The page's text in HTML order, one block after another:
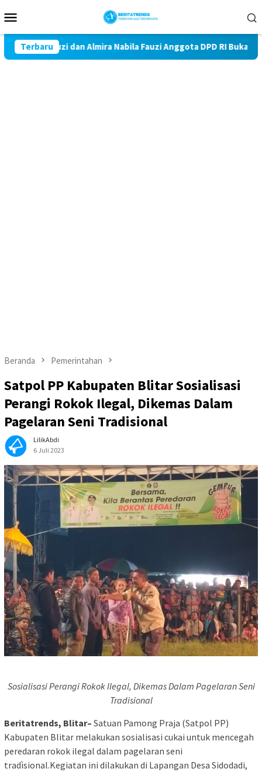
ke
Mobile
Terbaru
Fauzi dan Almira Nabila Fauzi Anggota DPD RI Buka
Beranda Pemerintahan
Satpol PP Kabupaten Blitar Sosialisasi
Perangi Rokok Ilegal, Dikemas Dalam
Pagelaran Seni Tradisional
LilikAbdi
6 Juli 2023
Sosialisasi Perangi Rokok Ilegal, Dikemas Dalam Pagelaran Seni
Tradisional
Beritatrends, Blitar– Satuan Pamong Praja (Satpol PP)
Kabupaten Blitar melakukan sosialisasi cukai untuk mencegah
peredaran rokok ilegal dalam pagelaran seni
tradìsional.Kegiatan ini dilakukan di Lapangan Desa Sidodadi,